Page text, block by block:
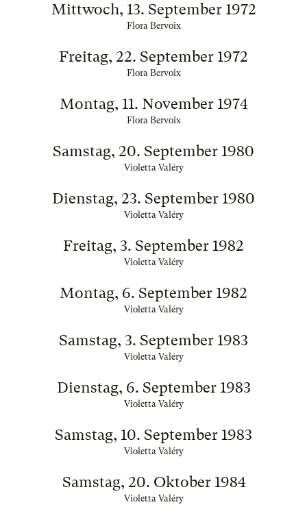
Mittwoch, 13. September 1972
Flora Bervoix
Freitag, 22. September 1972
Flora Bervoix
Montag, 11. November 1974
Flora Bervoix
Samstag, 20. September 1980
Violetta Valéry
Dienstag, 23. September 1980
Violetta Valéry
Freitag, 3. September 1982
Violetta Valéry
Montag, 6. September 1982
Violetta Valéry
Samstag, 3. September 1983
Violetta Valéry
Dienstag, 6. September 1983
Violetta Valéry
Samstag, 10. September 1983
Violetta Valéry
Samstag, 20. Oktober 1984
Violetta Valéry